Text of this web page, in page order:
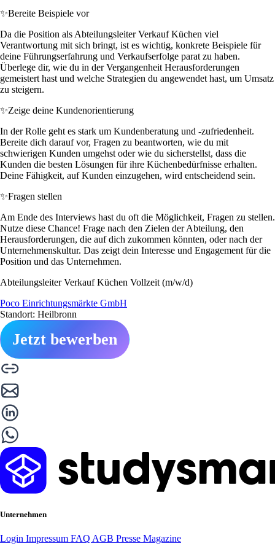
✨Bereite Beispiele vor
Da die Position als Abteilungsleiter Verkauf Küchen viel
Verantwortung mit sich bringt, ist es wichtig, konkrete Beispiele für
deine Führungserfahrung und Verkaufserfolge parat zu haben.
Überlege dir, wie du in der Vergangenheit Herausforderungen
gemeistert hast und welche Strategien du angewendet hast, um Umsatz
zu steigern.
✨Zeige deine Kundenorientierung
In der Rolle geht es stark um Kundenberatung und -zufriedenheit.
Bereite dich darauf vor, Fragen zu beantworten, wie du mit
schwierigen Kunden umgehst oder wie du sicherstellst, dass die
Kunden die besten Lösungen für ihre Küchenbedürfnisse erhalten.
Deine Fähigkeit, auf Kunden einzugehen, wird entscheidend sein.
✨Fragen stellen
Am Ende des Interviews hast du oft die Möglichkeit, Fragen zu stellen.
Nutze diese Chance! Frage nach den Zielen der Abteilung, den
Herausforderungen, die auf dich zukommen könnten, oder nach der
Unternehmenskultur. Das zeigt dein Interesse und Engagement für die
Position und das Unternehmen.
Abteilungsleiter Verkauf Küchen Vollzeit (m/w/d)
Poco Einrichtungsmärkte GmbH
Standort: Heilbronn
Jetzt bewerben
Unternehmen
Login Impressum FAQ AGB Presse Magazine